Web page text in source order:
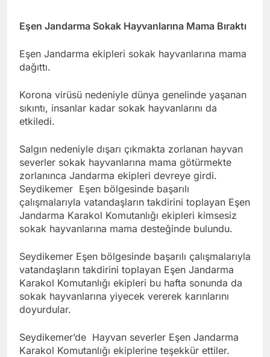
Eşen Jandarma Sokak Hayvanlarına Mama Bıraktı
Eşen Jandarma ekipleri sokak hayvanlarına mama
dağıttı.
Korona virüsü nedeniyle dünya genelinde yaşanan
sıkıntı, insanlar kadar sokak hayvanlarını da
etkiledi.
Salgın nedeniyle dışarı çıkmakta zorlanan hayvan
severler sokak hayvanlarına mama götürmekte
zorlanınca Jandarma ekipleri devreye girdi.
Seydikemer Eşen bölgesinde başarılı
çalışmalarıyla vatandaşların takdirini toplayan Eşen
Jandarma Karakol Komutanlığı ekipleri kimsesiz
sokak hayvanlarına mama desteğinde bulundu.
Seydikemer Eşen bölgesinde başarılı çalışmalarıyla
vatandaşların takdirini toplayan Eşen Jandarma
Karakol Komutanlığı ekipleri bu hafta sonunda da
sokak hayvanlarına yiyecek vererek karınlarını
doyurdular.
Seydikemer’de Hayvan severler Eşen Jandarma
Karakol Komutanlığı ekiplerine teşekkür ettiler.